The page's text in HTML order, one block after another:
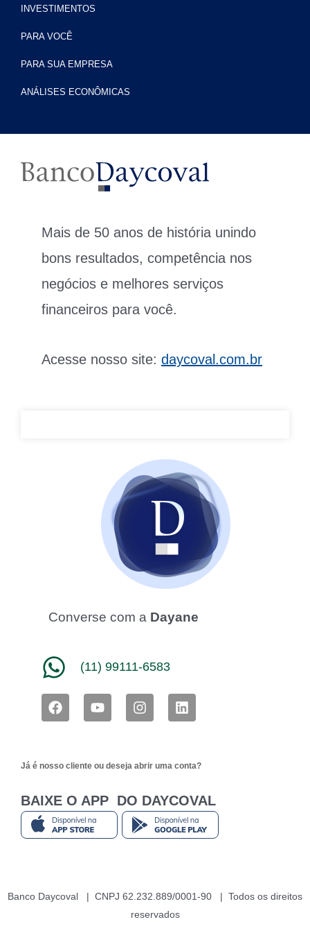
INVESTIMENTOS
PARA VOCÊ
PARA SUA EMPRESA
ANÁLISES ECONÔMICAS
Mais de 50 anos de história unindo
bons resultados, competência nos
negócios e melhores serviços
financeiros para você.
Acesse nosso site: daycoval.com.br
Converse com a Dayane
(11) 99111-6583
F
a
o
k
Y
o
b
I
n
g
a
m
L
i
d
n
Já é nosso cliente ou deseja abrir uma conta?
BAIXE O APP DO DAYCOVAL
Banco Daycoval | CNPJ 62.232.889/0001-90 | Todos os direitos
reservados